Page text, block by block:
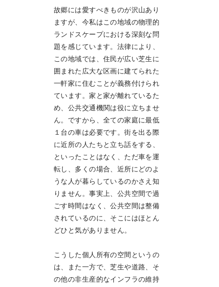
故郷には愛すべきものが沢山あり
ますが、今私はこの地域の物理的
ランドスケープにおける深刻な問
題を感じています。法律により、
この地域では、住民が広い芝生に
囲まれた広大な区画に建てられた
一軒家に住むことが義務付けられ
ています。家と家が離れているた
め、公共交通機関は役に立ちませ
ん。ですから、全ての家庭に最低
１台の車は必要です。街を出る際
に近所の人たちと立ち話をする、
といったことはなく、ただ車を運
転し、多くの場合、近所にどのよ
うな人が暮らしているのかさえ知
りません。事実上、公共空間で過
ごす時間はなく、公共空間は整備
されているのに、そこにはほとん
どひと気がありません。
こうした個人所有の空間というの
は、また一方で、芝生や道路、そ
の他の非生産的なインフラの維持